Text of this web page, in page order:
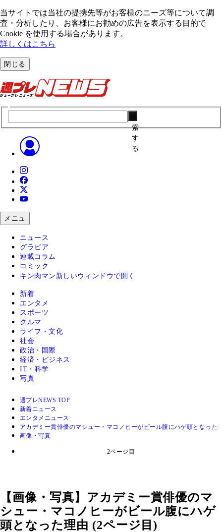
当サイトでは当社の提携先等がお客様のニーズ等について調
査・分析したり、お客様にお勧めの広告を表⽰する⽬的で
Cookie を使⽤する場合があります。
詳しくはこちら
閉じる
索
す
る
メニュ
ニュース
グラビア
連載コラム
コミック
キン肉マン 新しいウィンドウで開く
新着
エンタメ
スポーツ
クルマ
ライフ・文化
社会
政治・国際
経済・ビジネス
IT・科学
写真
週プレNEWS TOP
新着ニュース
エンタメニュース
アカデミー賞俳優のマシュー・マコノヒーがビール腹にハゲ頭となった
画像・写真
2ページ目
【画像・写真】アカデミー賞俳優のマ
シュー・マコノヒーがビール腹にハゲ
頭となった理由 (2ページ目)